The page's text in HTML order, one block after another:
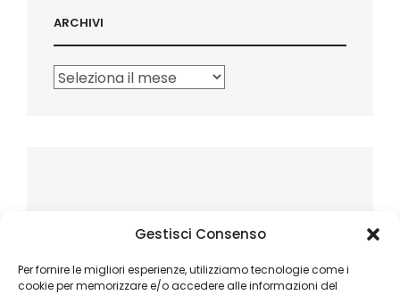
Gestisci Consenso
Per fornire le migliori esperienze, utilizziamo tecnologie come i
cookie per memorizzare e/o accedere alle informazioni del
ARCHIVI
Archivi